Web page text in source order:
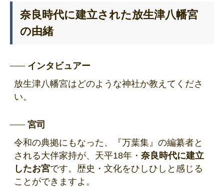
奈良時代に建立された放生津八幡宮
の由緒
インタビュアー
放生津八幡宮はどのような神社か教えてくださ
い。
宮司
令和の典拠にもなった、『万葉集』の編纂者と
される大伴家持が、天平18年・ 奈良時代に建立
したお宮です。歴史・文化をひしひしと感じる
ことができますよ。